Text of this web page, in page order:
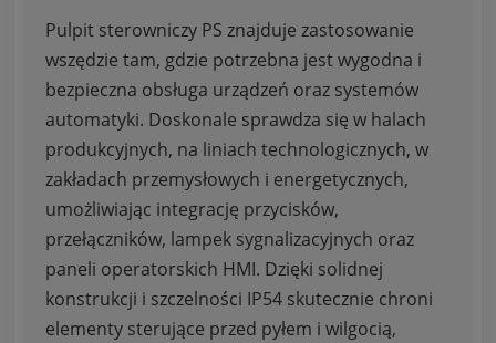
Pulpit sterowniczy PS znajduje zastosowanie
wszędzie tam, gdzie potrzebna jest wygodna i
bezpieczna obsługa urządzeń oraz systemów
automatyki. Doskonale sprawdza się w halach
produkcyjnych, na liniach technologicznych, w
zakładach przemysłowych i energetycznych,
umożliwiając integrację przycisków,
przełączników, lampek sygnalizacyjnych oraz
paneli operatorskich HMI. Dzięki solidnej
konstrukcji i szczelności IP54 skutecznie chroni
elementy sterujące przed pyłem i wilgocią,